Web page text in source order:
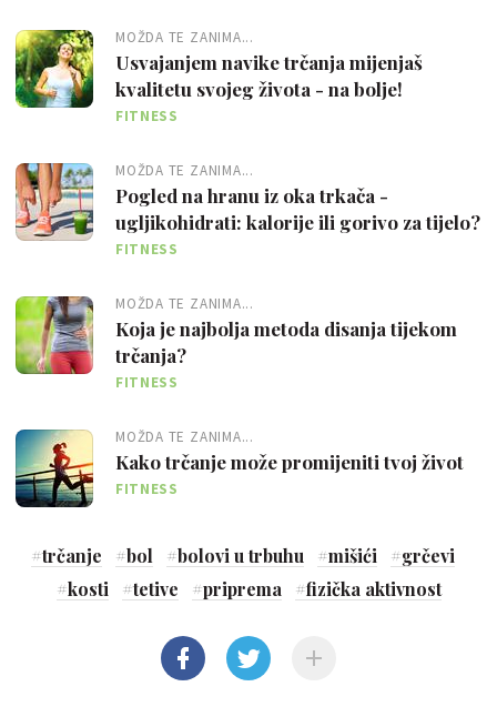
MOŽDA TE ZANIMA...
Usvajanjem navike trčanja mijenjaš
kvalitetu svojeg života - na bolje!
FITNESS
MOŽDA TE ZANIMA...
Pogled na hranu iz oka trkača -
ugljikohidrati: kalorije ili gorivo za tijelo?
FITNESS
MOŽDA TE ZANIMA...
Koja je najbolja metoda disanja tijekom
trčanja?
FITNESS
MOŽDA TE ZANIMA...
Kako trčanje može promijeniti tvoj život
FITNESS
#trčanje #bol #bolovi u trbuhu #mišići #grčevi
#kosti #tetive #priprema #fizička aktivnost